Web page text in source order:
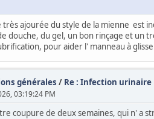
très ajourée du style de la mienne est
douche, du gel, un bon rinçage et un
pour aider l' manneau à
générales / Re : Infection urinaire
03:19:24 PM
coupure de deux semaines, qui n' a